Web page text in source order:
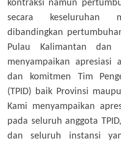
kontraksi namun
secara
dibandingkan
Pulau Kalimantan
menyampaikan apresiasi
dan komitmen Tim
(TPID) baik Provinsi
Kami menyampaikan
pada seluruh anggota
dan seluruh instansi